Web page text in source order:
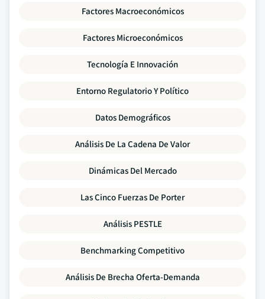
Factores Macroeconómicos
Factores Microeconómicos
Tecnología E Innovación
Entorno Regulatorio Y Político
Datos Demográficos
Análisis De La Cadena De Valor
Dinámicas Del Mercado
Las Cinco Fuerzas De Porter
Análisis PESTLE
Benchmarking Competitivo
Análisis De Brecha Oferta-Demanda